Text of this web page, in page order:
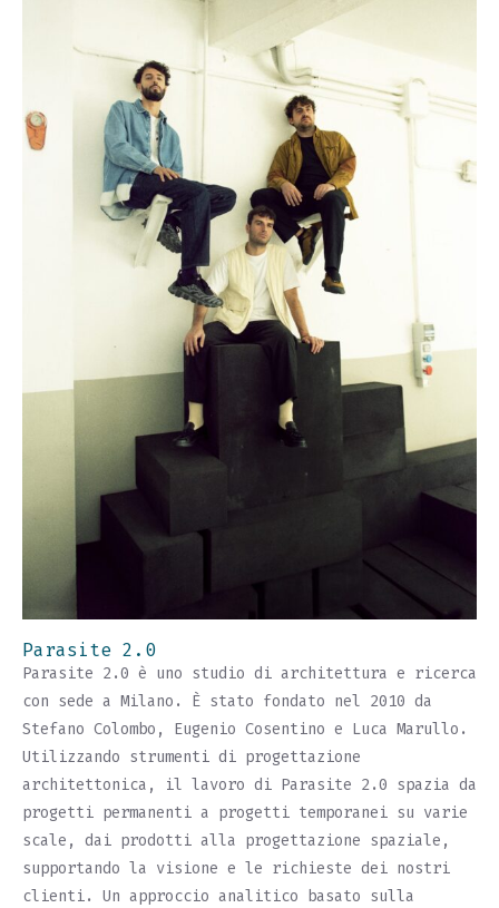
Parasite 2.0
Parasite 2.0 è uno studio di architettura e ricerca
con sede a Milano. È stato fondato nel 2010 da
Stefano Colombo, Eugenio Cosentino e Luca Marullo.
Utilizzando strumenti di progettazione
architettonica, il lavoro di Parasite 2.0 spazia da
progetti permanenti a progetti temporanei su varie
scale, dai prodotti alla progettazione spaziale,
supportando la visione e le richieste dei nostri
clienti. Un approccio analitico basato sulla